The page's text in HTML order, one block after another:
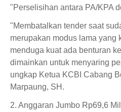
"Perselisihan antara PA/KPA
"Membatalkan tender saat
merupakan modus lama yang
menduga kuat ada benturan
dimainkan untuk menyaring
ungkap Ketua KCBI Cabang
Marpaung, SH.
2. Anggaran Jumbo Rp69,6